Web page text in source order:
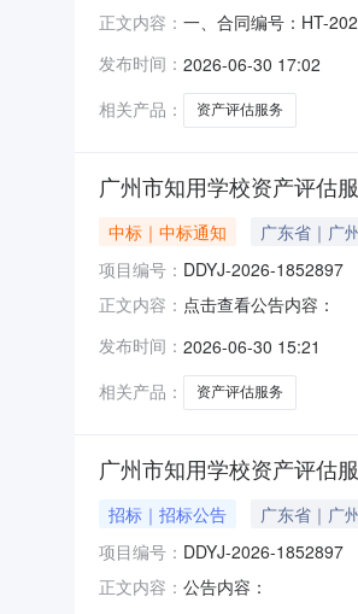
正文内容： 一、合同编号：HT-
址：广州市天河区棠
发布时间： 2026-06-30 17:02
相关产品：
资产评估服务
广州市知用学校资产评估
中标｜中标通知 广东省｜广
项目编号： DDYJ-2026-1852897
正文内容： 点击查看公告内容：
发布时间： 2026-06-30 15:21
相关产品：
资产评估服务
广州市知用学校资产评估
招标｜招标公告 广东省｜广
项目编号： DDYJ-2026-1852897
正文内容： 公告内容：